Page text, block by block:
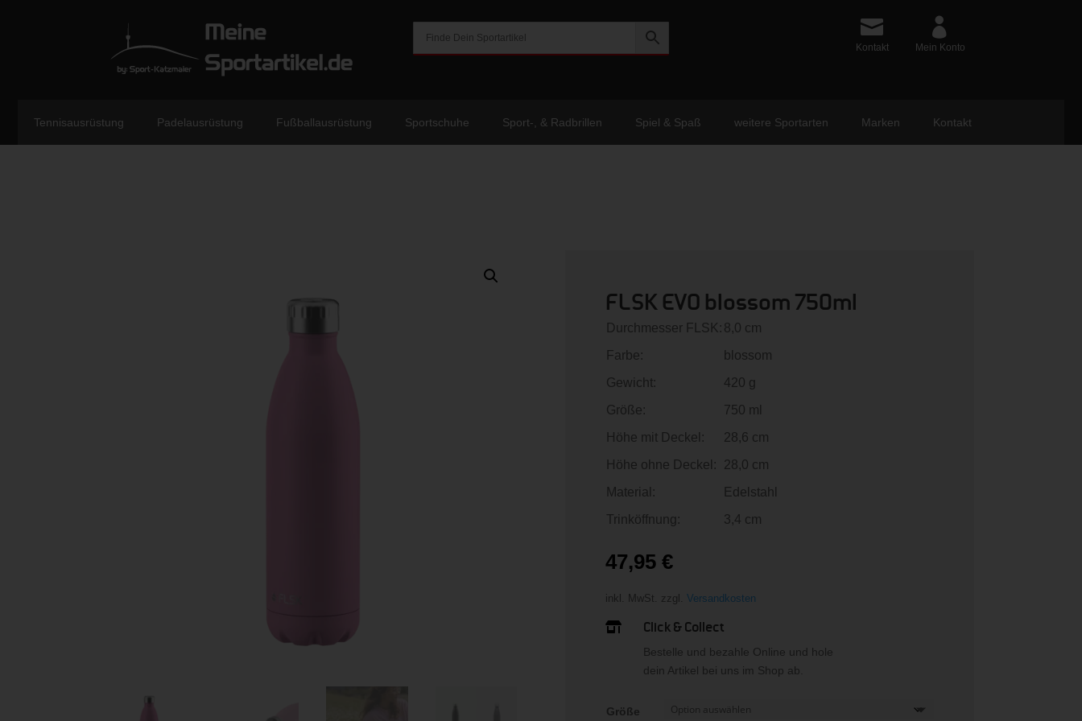
Kontakt Mein Konto
Tennisausrüstung Padelausrüstung Fußballausrüstung Sportschuhe Sport-, & Radbrillen Spiel & Spaß weitere Sportarten Marken Kontakt
FLSK EVO blossom 750ml
Durchmesser FLSK: 8,0 cm
Farbe:
blossom
Gewicht:
420 g
Größe:
750 ml
Höhe mit Deckel:
28,6 cm
Höhe ohne Deckel:
28,0 cm
Material:
Edelstahl
Trinköffnung:
3,4 cm
47,95 €
inkl. MwSt. zzgl. Versandkosten
 Click & Collect
Bestelle und bezahle Online und hole
dein Artikel bei uns im Shop ab.
Größe